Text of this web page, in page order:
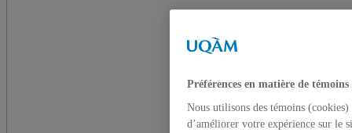
Préférences en matière de témoins
Nous utilisons des témoins
d’améliorer votre expérience sur le